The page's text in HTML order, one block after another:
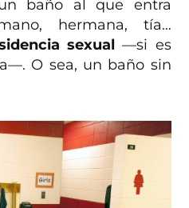
baño al que entra
hermana, tía…
sexual—si es
O sea, un baño sin